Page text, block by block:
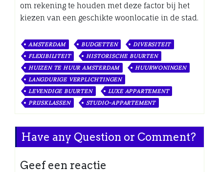
om rekening te houden met deze factor bij het
kiezen van een geschikte woonlocatie in de stad.
AMSTERDAM BUDGETTEN
DIVERSITEIT
FLEXIBILITEIT
HISTORISCHE BUURTEN
HUIZEN TE HUUR AMSTERDAM
HUURWONINGEN
LANGDURIGE VERPLICHTINGEN
LEVENDIGE BUURTEN
LUXE APPARTEMENT
PRIJSKLASSEN
STUDIO-APPARTEMENT
Have any Question or Comment?
Geef een reactie